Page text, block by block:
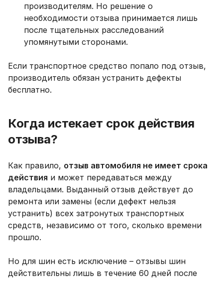
производителям. Но решение о
необходимости отзыва принимается лишь
после тщательных расследований
упомянутыми сторонами.
Если транспортное средство попало под отзыв,
производитель обязан устранить дефекты
бесплатно.
Когда истекает срок действия
отзыва?
Как правило, отзыв автомобиля не имеет срока
действия и может передаваться между
владельцами. Выданный отзыв действует до
ремонта или замены (если дефект нельзя
устранить) всех затронутых транспортных
средств, независимо от того, сколько времени
прошло.
Но для шин есть исключение – отзывы шин
действительны лишь в течение 60 дней после